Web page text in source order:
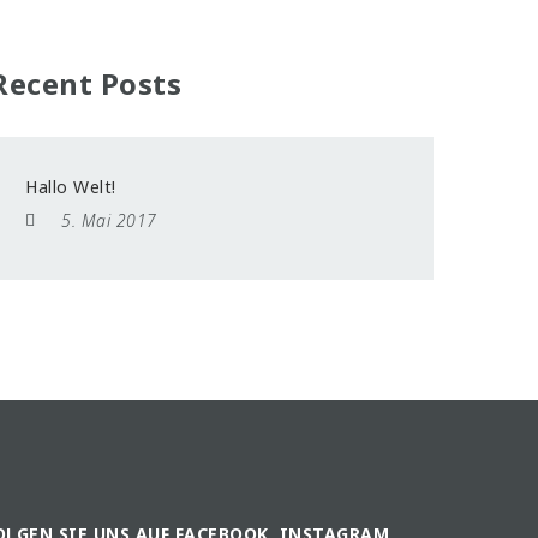
Posts
Hallo Welt!
5. Mai 2017